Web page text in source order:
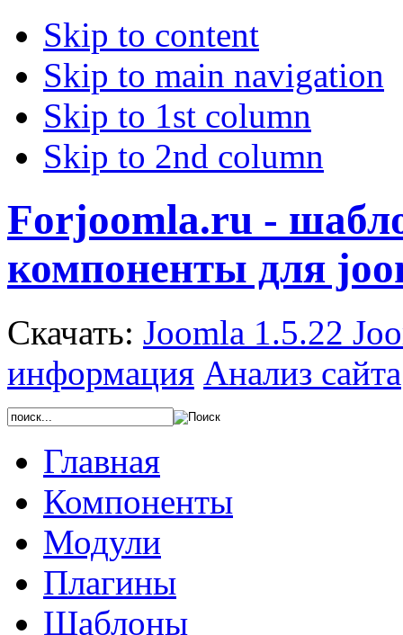
Skip to content
Skip to main navigation
Skip to 1st column
Skip to 2nd column
Forjoomla.ru -
компоненты для
Скачать: Joomla 1.5.22
информация Анализ сайта
Главная
Компоненты
Модули
Плагины
Шаблоны